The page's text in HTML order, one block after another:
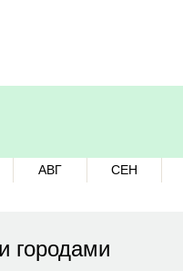
АВГ СЕН
городами